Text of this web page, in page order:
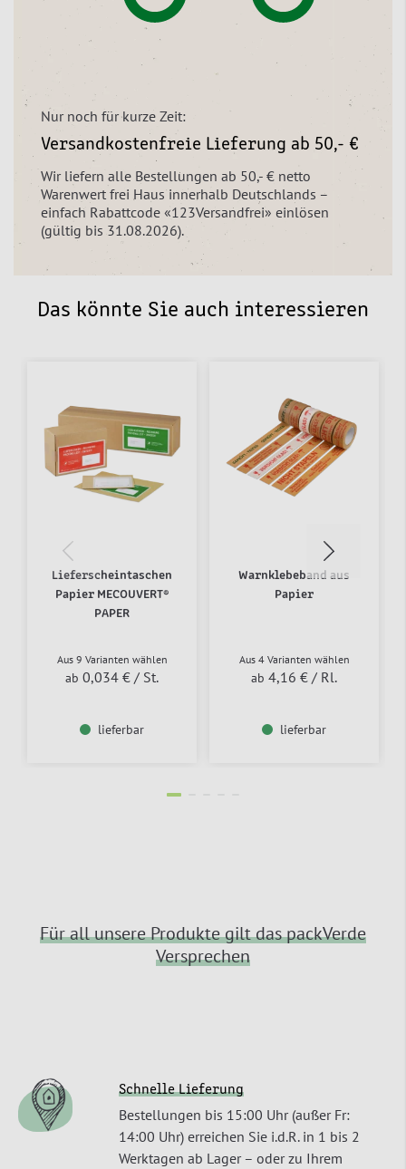
Nur noch für kurze Zeit:
Versandkostenfreie Lieferung ab 50,- €
Wir liefern alle Bestellungen ab 50,- € netto
Warenwert frei Haus innerhalb Deutschlands –
einfach Rabattcode «123Versandfrei» einlösen
(gültig bis 31.08.2026).
Das könnte Sie auch interessieren
Lieferscheintaschen
Papier MECOUVERT®
PAPER
Aus 9 Varianten wählen
ab 0,034 € / St.
lieferbar
Warnklebeband aus
Papier
Aus 4 Varianten wählen
ab 4,16 € / Rl.
lieferbar
Für all unsere Produkte gilt das packVerde
Versprechen
Schnelle Lieferung
Bestellungen bis 15:00 Uhr (außer Fr:
14:00 Uhr) erreichen Sie i.d.R. in 1 bis 2
Werktagen ab Lager – oder zu Ihrem